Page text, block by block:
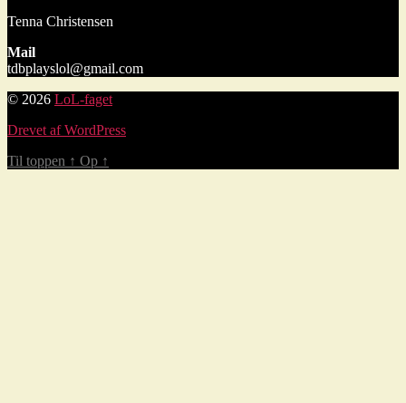
Tenna Christensen
Mail
tdbplayslol@gmail.com
© 2026 LoL-faget
Drevet af WordPress
Til toppen ↑ Op ↑